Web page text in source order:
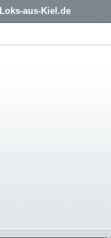
Loks-aus-Kiel.de